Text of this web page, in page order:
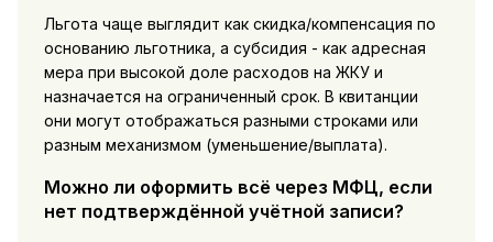
Льгота чаще выглядит как скидка/компенсация по
основанию льготника, а субсидия - как адресная
мера при высокой доле расходов на ЖКУ и
назначается на ограниченный срок. В квитанции
они могут отображаться разными строками или
разным механизмом (уменьшение/выплата).
Можно ли оформить всё через МФЦ, если
нет подтверждённой учётной записи?